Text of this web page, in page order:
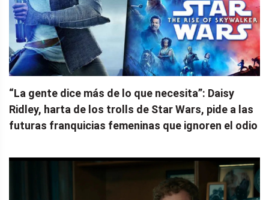
“La gente dice más de lo que necesita”: Daisy
Ridley, harta de los trolls de Star Wars, pide a las
futuras franquicias femeninas que ignoren el odio